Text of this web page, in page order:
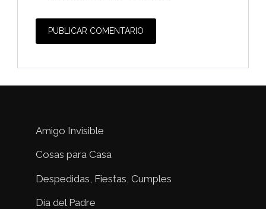
Amigo Invisible
Cosas para Casa
Despedidas, Fiestas, Cumples
Día del Padre